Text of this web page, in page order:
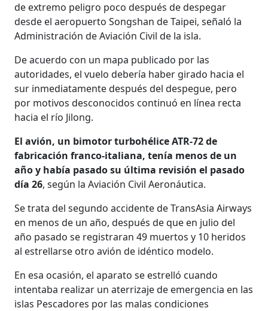
de extremo peligro poco después de despegar
desde el aeropuerto Songshan de Taipei, señaló la
Administración de Aviación Civil de la isla.
De acuerdo con un mapa publicado por las
autoridades, el vuelo debería haber girado hacia el
sur inmediatamente después del despegue, pero
por motivos desconocidos continuó en línea recta
hacia el río Jilong.
El avión, un bimotor turbohélice ATR-72 de
fabricación franco-italiana, tenía menos de un
año y había pasado su última revisión el pasado
día 26, según la Aviación Civil Aeronáutica.
Se trata del segundo accidente de TransAsia Airways
en menos de un año, después de que en julio del
año pasado se registraran 49 muertos y 10 heridos
al estrellarse otro avión de idéntico modelo.
En esa ocasión, el aparato se estrelló cuando
intentaba realizar un aterrizaje de emergencia en las
islas Pescadores por las malas condiciones